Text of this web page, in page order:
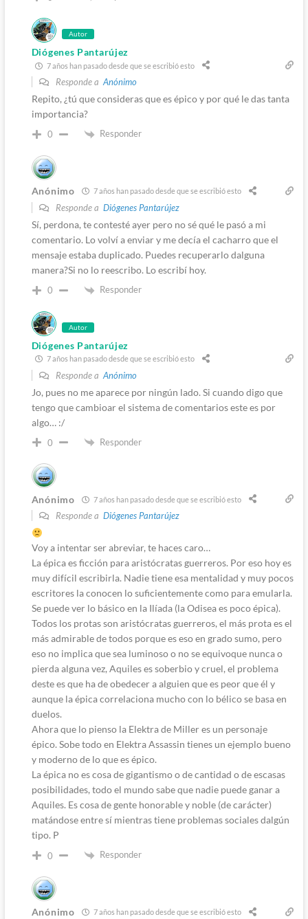
Autor
Diógenes Pantarújez
7 años han pasado desde que se escribió esto
Responde a Anónimo
Repito, ¿tú que consideras que es épico y por qué le das tanta
importancia?
0 Responder
Anónimo 7 años han pasado desde que se escribió esto
Responde a Diógenes Pantarújez
Sí, perdona, te contesté ayer pero no sé qué le pasó a mi
comentario. Lo volví a enviar y me decía el cacharro que el
mensaje estaba duplicado. Puedes recuperarlo dalguna
manera?Si no lo reescribo. Lo escribí hoy.
0 Responder
Autor
Diógenes Pantarújez
7 años han pasado desde que se escribió esto
Responde a Anónimo
Jo, pues no me aparece por ningún lado. Si cuando digo que
tengo que cambioar el sistema de comentarios este es por
algo… :/
0 Responder
Anónimo 7 años han pasado desde que se escribió esto
Responde a Diógenes Pantarújez
Voy a intentar ser abreviar, te haces caro…
La épica es ficción para aristócratas guerreros. Por eso hoy es
muy difícil escribirla. Nadie tiene esa mentalidad y muy pocos
escritores la conocen lo suficientemente como para emularla.
Se puede ver lo básico en la Ilíada (la Odisea es poco épica).
Todos los protas son aristócratas guerreros, el más prota es el
más admirable de todos porque es eso en grado sumo, pero
eso no implica que sea luminoso o no se equivoque nunca o
pierda alguna vez, Aquiles es soberbio y cruel, el problema
deste es que ha de obedecer a alguien que es peor que él y
aunque la épica correlaciona mucho con lo bélico se basa en
duelos.
Ahora que lo pienso la Elektra de Miller es un personaje
épico. Sobe todo en Elektra Assassin tienes un ejemplo bueno
y moderno de lo que es épico.
La épica no es cosa de gigantismo o de cantidad o de escasas
posibilidades, todo el mundo sabe que nadie puede ganar a
Aquiles. Es cosa de gente honorable y noble (de carácter)
matándose entre sí mientras tiene problemas sociales dalgún
tipo. P
0 Responder
Anónimo 7 años han pasado desde que se escribió esto